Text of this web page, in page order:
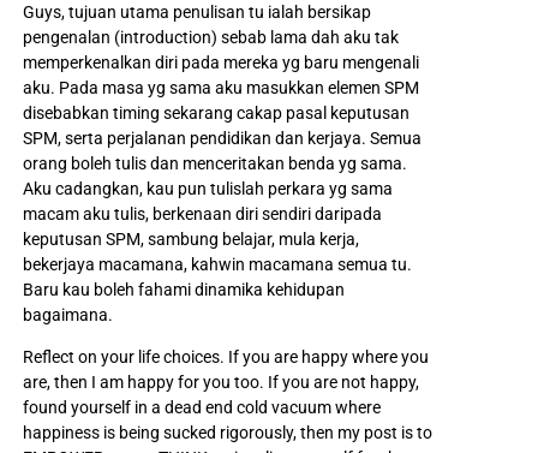
Guys, tujuan utama penulisan tu ialah bersikap
pengenalan (introduction) sebab lama dah aku tak
memperkenalkan diri pada mereka yg baru mengenali
aku. Pada masa yg sama aku masukkan elemen SPM
disebabkan timing sekarang cakap pasal keputusan
SPM, serta perjalanan pendidikan dan kerjaya. Semua
orang boleh tulis dan menceritakan benda yg sama.
Aku cadangkan, kau pun tulislah perkara yg sama
macam aku tulis, berkenaan diri sendiri daripada
keputusan SPM, sambung belajar, mula kerja,
bekerjaya macamana, kahwin macamana semua tu.
Baru kau boleh fahami dinamika kehidupan
bagaimana.
Reflect on your life choices. If you are happy where you
are, then I am happy for you too. If you are not happy,
found yourself in a dead end cold vacuum where
happiness is being sucked rigorously, then my post is to